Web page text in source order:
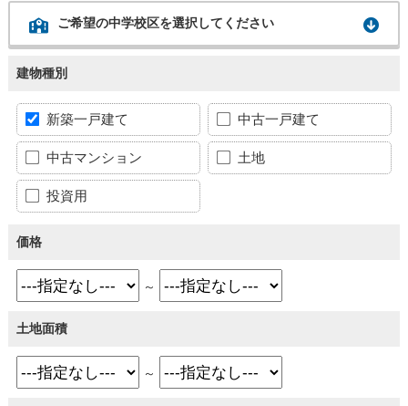
ご希望の中学校区を選択してください
建物種別
新築一戸建て 中古一戸建て
中古マンション 土地
投資用
価格
～
土地面積
～